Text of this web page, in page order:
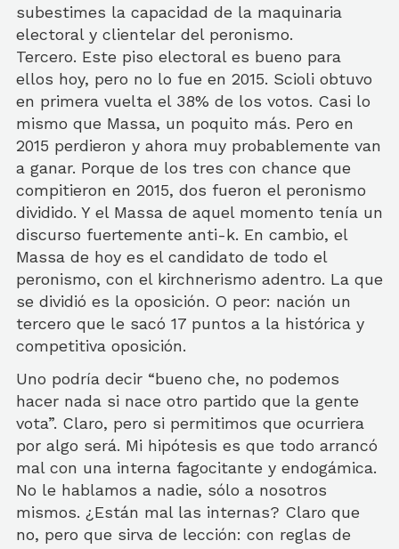
subestimes la capacidad de la maquinaria
electoral y clientelar del peronismo.
Tercero. Este piso electoral es bueno para
ellos hoy, pero no lo fue en 2015. Scioli obtuvo
en primera vuelta el 38% de los votos. Casi lo
mismo que Massa, un poquito más. Pero en
2015 perdieron y ahora muy probablemente van
a ganar. Porque de los tres con chance que
compitieron en 2015, dos fueron el peronismo
dividido. Y el Massa de aquel momento tenía un
discurso fuertemente anti-k. En cambio, el
Massa de hoy es el candidato de todo el
peronismo, con el kirchnerismo adentro. La que
se dividió es la oposición. O peor: nación un
tercero que le sacó 17 puntos a la histórica y
competitiva oposición.
Uno podría decir “bueno che, no podemos
hacer nada si nace otro partido que la gente
vota”. Claro, pero si permitimos que ocurriera
por algo será. Mi hipótesis es que todo arrancó
mal con una interna fagocitante y endogámica.
No le hablamos a nadie, sólo a nosotros
mismos. ¿Están mal las internas? Claro que
no, pero que sirva de lección: con reglas de